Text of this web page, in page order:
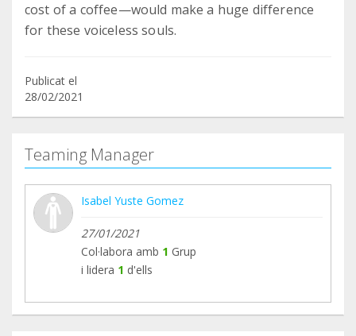
cost of a coffee—would make a huge difference
Publicat el
28/02/2021
Teaming Manager
Isabel Yuste Gomez
27/01/2021
Col·labora amb 1 Grup
i lidera 1 d'ells